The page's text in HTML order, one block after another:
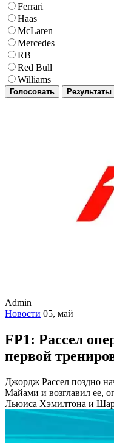
Ferrari
Haas
McLaren
Mercedes
RB
Red Bull
Williams
Голосовать Результаты
Admin
Новости 05, май
FP1: Рассел
первой
Джордж Рассел поздно
Майами и возглавил ее,
Льюиса Хэмилтона и